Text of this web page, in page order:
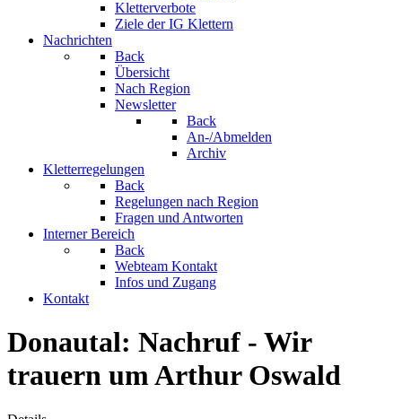
Kletterverbote
Ziele der IG Klettern
Nachrichten
Back
Übersicht
Nach Region
Newsletter
Back
An-/Abmelden
Archiv
Kletterregelungen
Back
Regelungen nach Region
Fragen und Antworten
Interner Bereich
Back
Webteam Kontakt
Infos und Zugang
Kontakt
Donautal: Nachruf - Wir
trauern um Arthur Oswald